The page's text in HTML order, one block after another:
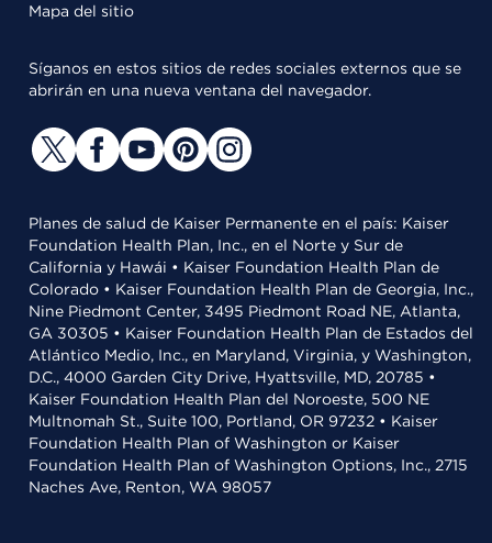
Mapa del sitio
Síganos en estos sitios de redes sociales externos que se
abrirán en una nueva ventana del navegador.
Planes de salud de Kaiser Permanente en el país: Kaiser
Foundation Health Plan, Inc., en el Norte y Sur de
California y Hawái • Kaiser Foundation Health Plan de
Colorado • Kaiser Foundation Health Plan de Georgia, Inc.,
Nine Piedmont Center, 3495 Piedmont Road NE, Atlanta,
GA 30305 • Kaiser Foundation Health Plan de Estados del
Atlántico Medio, Inc., en Maryland, Virginia, y Washington,
D.C., 4000 Garden City Drive, Hyattsville, MD, 20785 •
Kaiser Foundation Health Plan del Noroeste, 500 NE
Multnomah St., Suite 100, Portland, OR 97232 • Kaiser
Foundation Health Plan of Washington or Kaiser
Foundation Health Plan of Washington Options, Inc., 2715
Naches Ave, Renton, WA 98057